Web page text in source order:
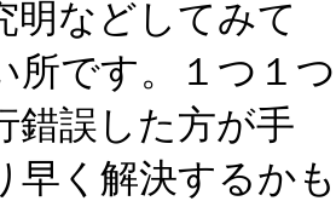
明などしてみて
所です。１つ１
錯誤した方が手
早く解決するか